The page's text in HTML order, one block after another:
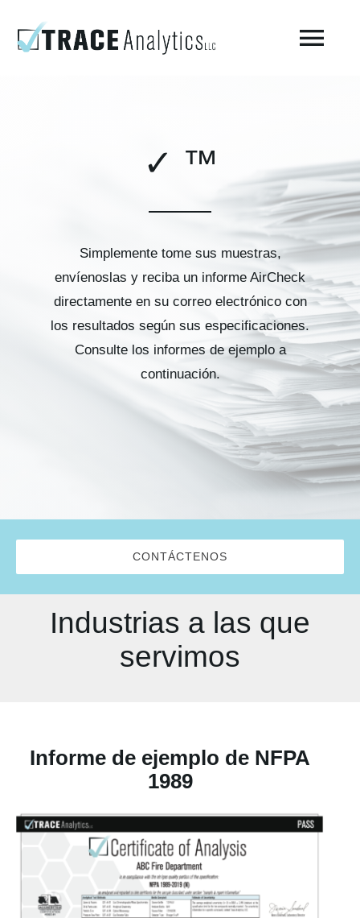
Prueba de aire respirable comprimido
Pruebas de aire comprimido ISO 8573-1 / Fabricación
Pruebas ambientales
AirCheck Academy
✓ ™
Simplemente tome sus muestras,
envíenoslas y reciba un informe AirCheck
directamente en su correo electrónico con
los resultados según sus especificaciones.
Consulte los informes de ejemplo a
continuación.
CONTÁCTENOS
Industrias a las que
servimos
Informe de ejemplo de NFPA
1989